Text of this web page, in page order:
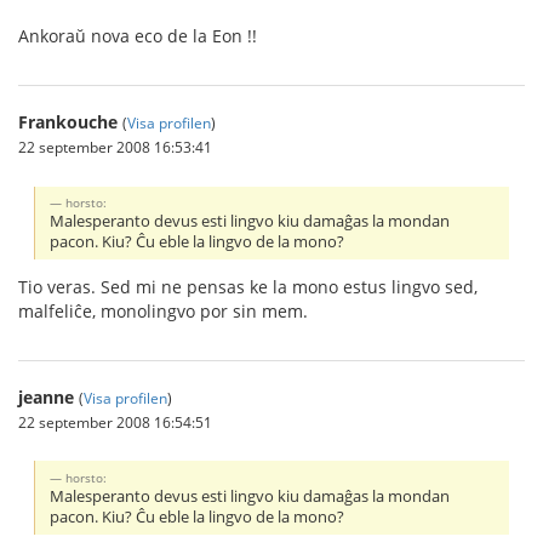
Ankoraŭ nova eco de la Eon !!
Frankouche (Visa profilen)
22 september 2008 16:53:41
horsto:
Malesperanto devus esti lingvo kiu damaĝas la mondan
pacon. Kiu? Ĉu eble la lingvo de la mono?
Tio veras. Sed mi ne pensas ke la mono estus lingvo sed,
malfeliĉe, monolingvo por sin mem.
jeanne (Visa profilen)
22 september 2008 16:54:51
horsto:
Malesperanto devus esti lingvo kiu damaĝas la mondan
pacon. Kiu? Ĉu eble la lingvo de la mono?